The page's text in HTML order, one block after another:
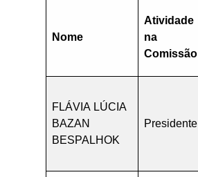
Nome
Atividade
na
Comissão
FLÁVIA LÚCIA
BAZAN
BESPALHOK
Presidente